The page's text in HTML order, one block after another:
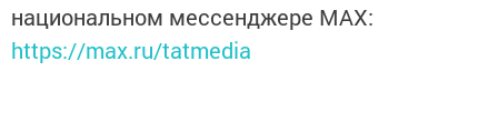
национальном мессенджере MАХ:
https://max.ru/tatmedia